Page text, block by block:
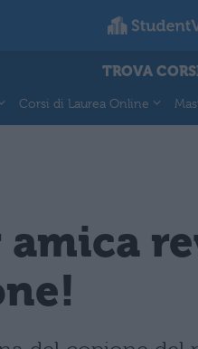
TROVA
Corsi di Laurea Online
amica